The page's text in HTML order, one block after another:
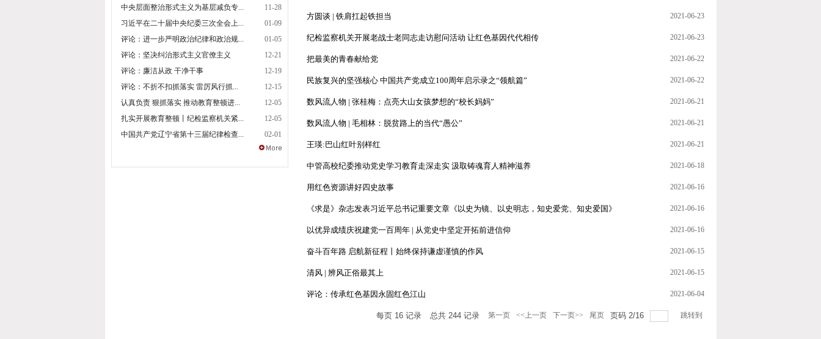
中央层面整治形式主义为基层减负专...
11-28
习近平在二十届中央纪委三次全会上...
01-09
评论：进一步严明政治纪律和政治规...
01-05
评论：坚决纠治形式主义官僚主义
12-21
评论：廉洁从政 干净干事
12-19
评论：不折不扣抓落实 雷厉风行抓...
12-15
认真负责 狠抓落实 推动教育整顿进...
12-05
扎实开展教育整顿丨纪检监察机关紧...
12-05
中国共产党辽宁省第十三届纪律检查...
02-01
方圆谈 | 铁肩扛起铁担当 2021-06-23
纪检监察机关开展老战士老同志走访慰问活动 让红色基因代代相传 2021-06-23
把最美的青春献给党 2021-06-22
民族复兴的坚强核心 中国共产党成立100周年启示录之“领航篇” 2021-06-22
数风流人物 | 张桂梅：点亮大山女孩梦想的“校长妈妈” 2021-06-21
数风流人物 | 毛相林：脱贫路上的当代“愚公” 2021-06-21
王瑛:巴山红叶别样红 2021-06-21
中管高校纪委推动党史学习教育走深走实 汲取铸魂育人精神滋养 2021-06-18
用红色资源讲好四史故事 2021-06-16
《求是》杂志发表习近平总书记重要文章《以史为镜、以史明志，知史爱党、知史爱国》 2021-06-16
以优异成绩庆祝建党一百周年 | 从党史中坚定开拓前进信仰 2021-06-16
奋斗百年路 启航新征程丨始终保持谦虚谨慎的作风 2021-06-15
清风 | 辨风正俗最其上 2021-06-15
评论：传承红色基因永固红色江山 2021-06-04
每页 16记录 总共 244记录 第一页 <<上一页 下一页>> 尾页 页码 2/16 跳转到